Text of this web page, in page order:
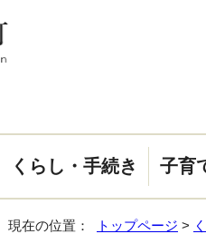
くらし・手続き 子育
現在の位置： トップページ >